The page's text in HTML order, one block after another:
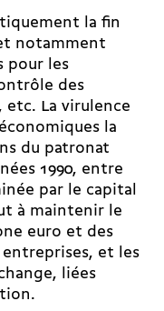
la fin
notamment
pour les
des
La virulence
la
du patronat
1990, entre
par le capital
à maintenir le
euro et des
entreprises, et les
liées